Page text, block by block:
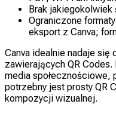
Brak jakiegokolwiek
Ograniczone
eksport z Canva;
Canva idealnie nadaje
zawierających QR Codes.
media społecznościowe,
potrzebny jest prosty QR
kompozycji wizualnej.